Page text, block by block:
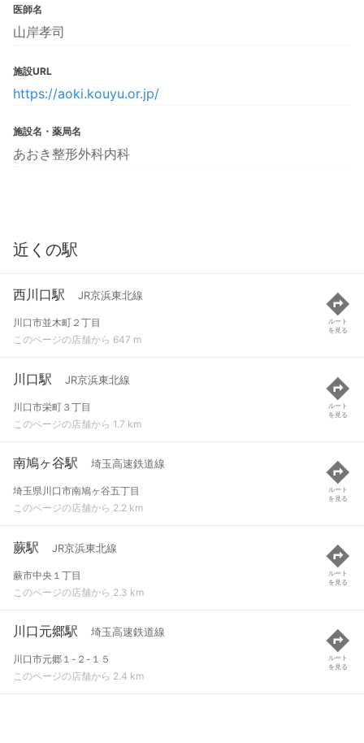
医師名
山岸孝司
施設URL
https://aoki.kouyu.or.jp/
施設名・薬局名
あおき整形外科内科
近くの駅
西川口駅 JR京浜東北線
川口市並木町２丁目
このページの店舗から 647 m
ルート
を見る
川口駅 JR京浜東北線
川口市栄町３丁目
このページの店舗から 1.7 km
ルート
を見る
南鳩ヶ谷駅 埼玉高速鉄道線
埼玉県川口市南鳩ヶ谷五丁目
このページの店舗から 2.2 km
ルート
を見る
蕨駅 JR京浜東北線
蕨市中央１丁目
このページの店舗から 2.3 km
ルート
を見る
川口元郷駅 埼玉高速鉄道線
川口市元郷１-２-１５
このページの店舗から 2.4 km
ルート
を見る